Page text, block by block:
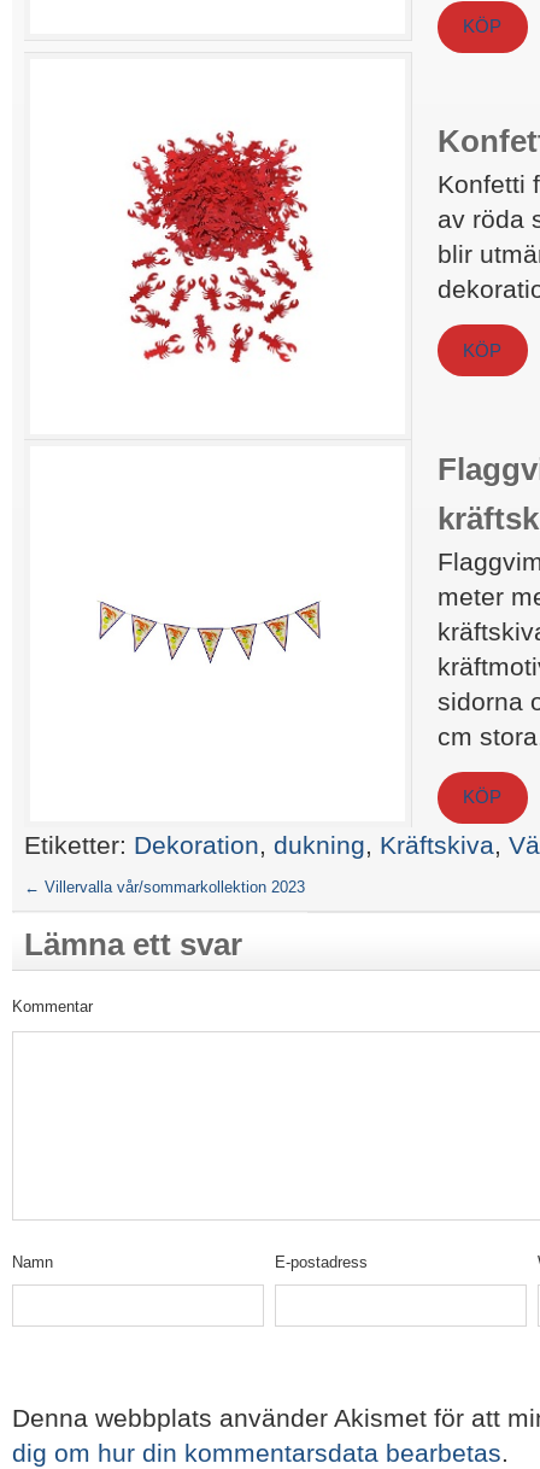
KÖP
Konfetti
av röda
blir
KÖP
meter
sidorna
cm
KÖP
Etiketter: Dekoration, dukning, Kräftskiva,
← Villervalla vår/sommarkollektion 2023
Lämna ett svar
Kommentar
Namn E-postadress
Denna webbplats använder Akismet för att
dig om hur din kommentarsdata bearbetas.